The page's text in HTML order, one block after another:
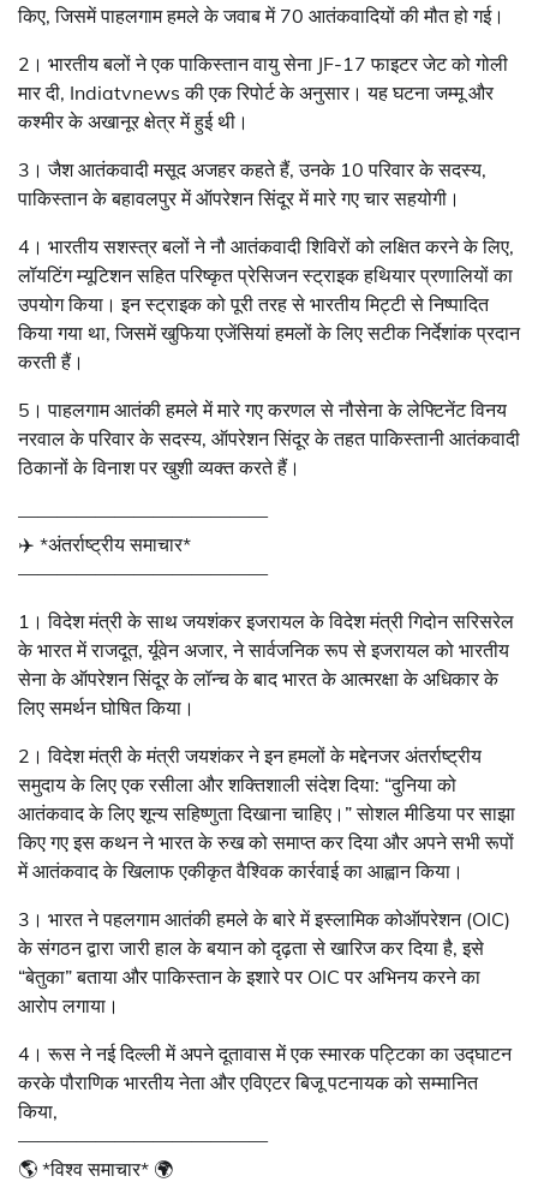
किए, जिसमें पाहलगाम हमले के जवाब में 70 आतंकवादियों की मौत हो गई।
2। भारतीय बलों ने एक पाकिस्तान वायु सेना JF-17 फाइटर जेट को गोली
मार दी, Indiatvnews की एक रिपोर्ट के अनुसार। यह घटना जम्मू और
कश्मीर के अखानूर क्षेत्र में हुई थी।
3। जैश आतंकवादी मसूद अजहर कहते हैं, उनके 10 परिवार के सदस्य,
पाकिस्तान के बहावलपुर में ऑपरेशन सिंदूर में मारे गए चार सहयोगी।
4। भारतीय सशस्त्र बलों ने नौ आतंकवादी शिविरों को लक्षित करने के लिए,
लॉयटिंग म्यूटिशन सहित परिष्कृत प्रेसिजन स्ट्राइक हथियार प्रणालियों का
उपयोग किया। इन स्ट्राइक को पूरी तरह से भारतीय मिट्टी से निष्पादित
किया गया था, जिसमें खुफिया एजेंसियां हमलों के लिए सटीक निर्देशांक प्रदान
करती हैं।
5। पाहलगाम आतंकी हमले में मारे गए करणल से नौसेना के लेफ्टिनेंट विनय
नरवाल के परिवार के सदस्य, ऑपरेशन सिंदूर के तहत पाकिस्तानी आतंकवादी
ठिकानों के विनाश पर खुशी व्यक्त करते हैं।
—————————————
✈️ *अंतर्राष्ट्रीय समाचार*
—————————————
1। विदेश मंत्री के साथ जयशंकर इजरायल के विदेश मंत्री गिदोन सरिसरेल
के भारत में राजदूत, र्यूवेन अजार, ने सार्वजनिक रूप से इजरायल को भारतीय
सेना के ऑपरेशन सिंदूर के लॉन्च के बाद भारत के आत्मरक्षा के अधिकार के
लिए समर्थन घोषित किया।
2। विदेश मंत्री के मंत्री जयशंकर ने इन हमलों के मद्देनजर अंतर्राष्ट्रीय
समुदाय के लिए एक रसीला और शक्तिशाली संदेश दिया: “दुनिया को
आतंकवाद के लिए शून्य सहिष्णुता दिखाना चाहिए।” सोशल मीडिया पर साझा
किए गए इस कथन ने भारत के रुख को समाप्त कर दिया और अपने सभी रूपों
में आतंकवाद के खिलाफ एकीकृत वैश्विक कार्रवाई का आह्वान किया।
3। भारत ने पहलगाम आतंकी हमले के बारे में इस्लामिक कोऑपरेशन (OIC)
के संगठन द्वारा जारी हाल के बयान को दृढ़ता से खारिज कर दिया है, इसे
“बेतुका” बताया और पाकिस्तान के इशारे पर OIC पर अभिनय करने का
आरोप लगाया।
4। रूस ने नई दिल्ली में अपने दूतावास में एक स्मारक पट्टिका का उद्घाटन
करके पौराणिक भारतीय नेता और एविएटर बिजू पटनायक को सम्मानित
किया,
—————————————
🌎 *विश्व समाचार* 🌍